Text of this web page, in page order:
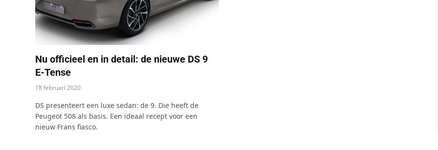
Nu officieel en in detail: de nieuwe DS 9
E-Tense
18 februari 2020
DS presenteert een luxe sedan: de 9. Die heeft de
Peugeot 508 als basis. Een ideaal recept voor een
nieuw Frans fiasco.